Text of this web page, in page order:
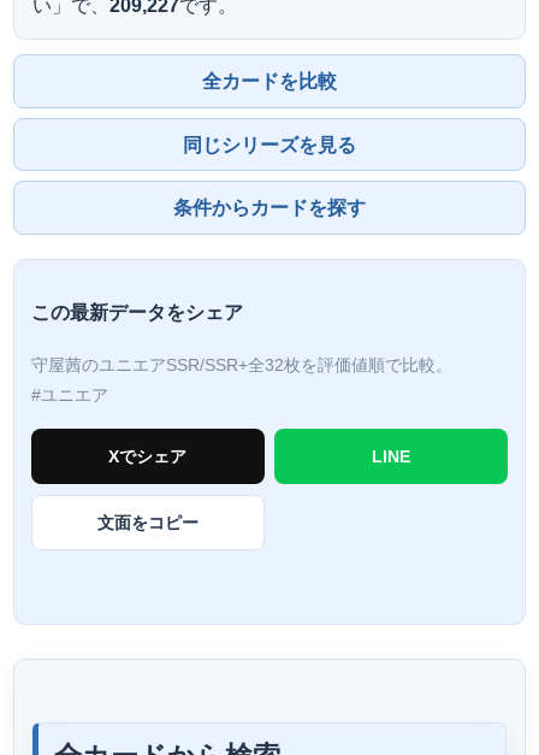
い」で、 209,227です。
全カードを比較
同じシリーズを見る
条件からカードを探す
この最新データをシェア
守屋茜のユニエアSSR/SSR+全32枚を評価値順で比較。
#ユニエア
Xでシェア LINE
文面をコピー